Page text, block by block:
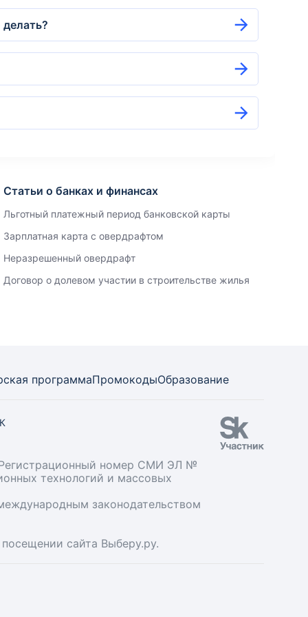
Статьи о банках и финансах
Льготный платежный период банковской карты
Зарплатная карта с овердрафтом
Неразрешенный овердрафт
Договор о долевом участии в строительстве жилья
программаПромокодыОбразование
Регистрационный номер СМИ ЭЛ №
технологий и массовых
законодательством
сайта Выберу.ру.